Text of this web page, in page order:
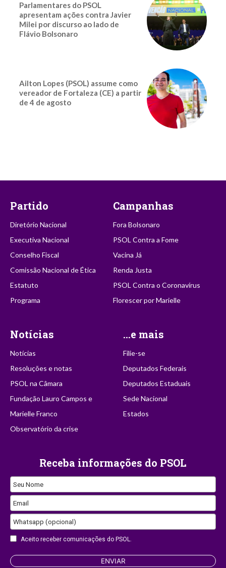
Parlamentares do PSOL
apresentam ações contra Javier
Milei por discurso ao lado de
Flávio Bolsonaro
Ailton Lopes (PSOL) assume como
vereador de Fortaleza (CE) a partir
de 4 de agosto
Partido
Diretório Nacional
Executiva Nacional
Conselho Fiscal
Comissão Nacional de Ética
Estatuto
Programa
Campanhas
Fora Bolsonaro
PSOL Contra a Fome
Vacina Já
Renda Justa
PSOL Contra o Coronavírus
Florescer por Marielle
Notícias
Notícias
Resoluções e notas
PSOL na Câmara
Fundação Lauro Campos e
Marielle Franco
Observatório da crise
...e mais
Filie-se
Deputados Federais
Deputados Estaduais
Sede Nacional
Estados
Receba informações do PSOL
Seu Nome
Email
Whatsapp (opcional)
Aceito receber comunicações do PSOL.
ENVIAR